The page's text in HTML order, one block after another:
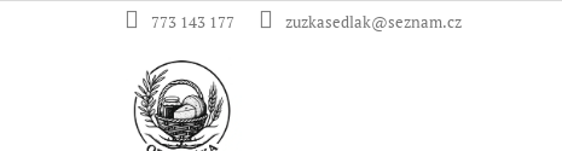
773 143 177 zuzkasedlak@seznam.cz